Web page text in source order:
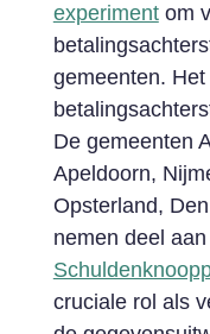
experimentom
gemeenten.
De gemeenten
Apeldoorn,
Opsterland,
nemen deel
cruciale rol als